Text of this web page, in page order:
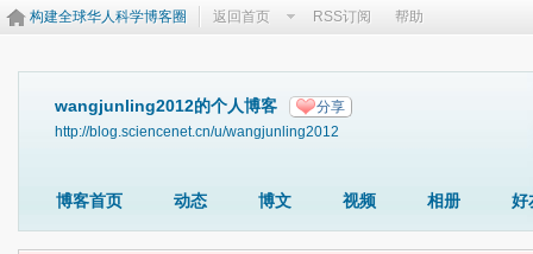
构建全球华人科学博客圈 返回首页 RSS订阅 帮助
wangjunling2012的个人博客 分享
http://blog.sciencenet.cn/u/wangjunling2012
博客首页 动态 博文 视频 相册 好